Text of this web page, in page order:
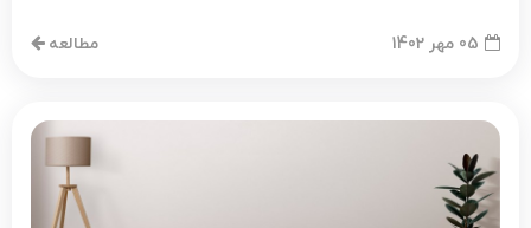
05 مهر 1402 مطالعه